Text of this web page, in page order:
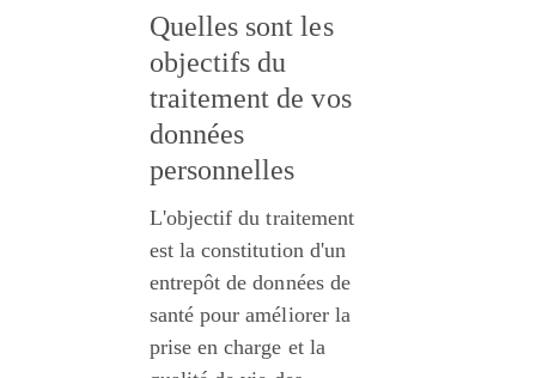
Quelles sont les
objectifs du
traitement de vos
données
personnelles
L'objectif du traitement
est la constitution d'un
entrepôt de données de
santé pour améliorer la
prise en charge et la